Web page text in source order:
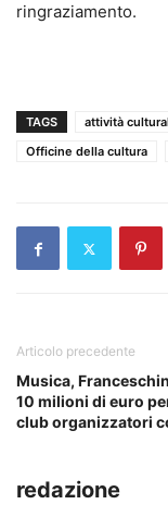
ringraziamento.
TAGS attività
Officine della cultura
Articolo precedente
Musica,
10 milioni di euro
club organizzatori
redazione